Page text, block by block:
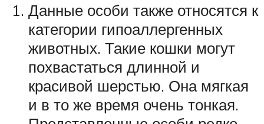
Данные особи также относятся к
категории гипоаллергенных
животных. Такие кошки могут
похвастаться длинной и
красивой шерстью. Она мягкая
и в то же время очень тонкая.